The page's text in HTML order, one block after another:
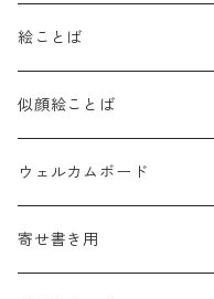
絵ことば
似顔絵ことば
ウェルカムボード
寄せ書き用